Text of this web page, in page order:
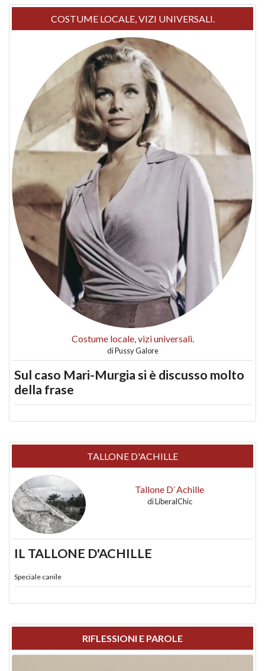
COSTUME LOCALE, VIZI UNIVERSALI.
Costume locale, vizi universali.
diPussy Galore
Sul caso Mari-Murgia si è discusso molto
della frase
TALLONE D'ACHILLE
Tallone D`Achille
diLiberalChic
IL TALLONE D'ACHILLE
Speciale canile
RIFLESSIONI E PAROLE